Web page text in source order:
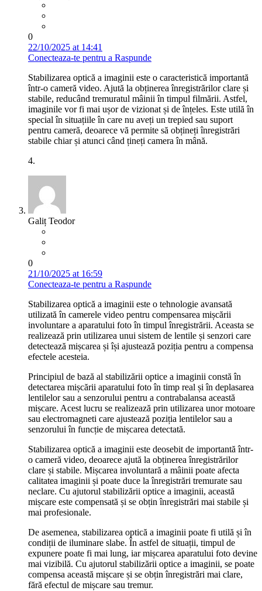
0
22/10/2025 at 14:41
Conecteaza-te pentru a Raspunde
Stabilizarea optică a imaginii este o caracteristică importantă
într-o cameră video. Ajută la obținerea înregistrărilor clare și
stabile, reducând tremuratul mâinii în timpul filmării. Astfel,
imaginile vor fi mai ușor de vizionat și de înțeles. Este utilă în
special în situațiile în care nu aveți un trepied sau suport
pentru cameră, deoarece vă permite să obțineți înregistrări
stabile chiar și atunci când țineți camera în mână.
4.
Galiț Teodor
0
21/10/2025 at 16:59
Conecteaza-te pentru a Raspunde
Stabilizarea optică a imaginii este o tehnologie avansată
utilizată în camerele video pentru compensarea mișcării
involuntare a aparatului foto în timpul înregistrării. Aceasta se
realizează prin utilizarea unui sistem de lentile și senzori care
detectează mișcarea și își ajustează poziția pentru a compensa
efectele acesteia.
Principiul de bază al stabilizării optice a imaginii constă în
detectarea mișcării aparatului foto în timp real și în deplasarea
lentilelor sau a senzorului pentru a contrabalansa această
mișcare. Acest lucru se realizează prin utilizarea unor motoare
sau electromagneti care ajustează poziția lentilelor sau a
senzorului în funcție de mișcarea detectată.
Stabilizarea optică a imaginii este deosebit de importantă într-
o cameră video, deoarece ajută la obținerea înregistrărilor
clare și stabile. Mișcarea involuntară a mâinii poate afecta
calitatea imaginii și poate duce la înregistrări tremurate sau
neclare. Cu ajutorul stabilizării optice a imaginii, această
mișcare este compensată și se obțin înregistrări mai stabile și
mai profesionale.
De asemenea, stabilizarea optică a imaginii poate fi utilă și în
condiții de iluminare slabe. În astfel de situații, timpul de
expunere poate fi mai lung, iar mișcarea aparatului foto devine
mai vizibilă. Cu ajutorul stabilizării optice a imaginii, se poate
compensa această mișcare și se obțin înregistrări mai clare,
fără efectul de mișcare sau tremur.